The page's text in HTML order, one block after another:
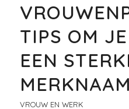
TIPS OM
EEN
VROUW EN WERK